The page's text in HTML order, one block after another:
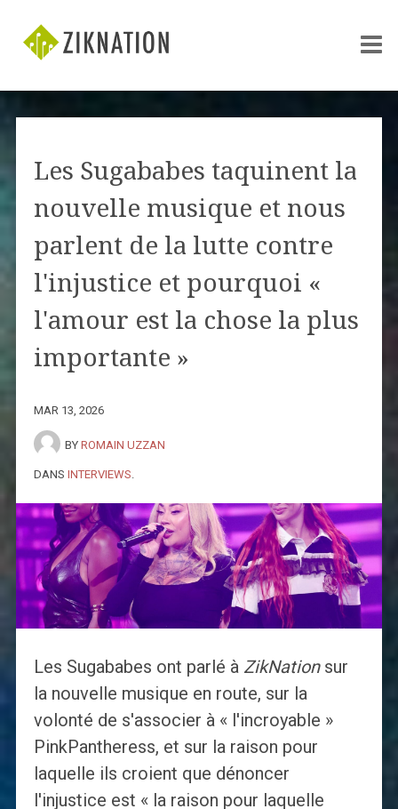
Les Sugababes taquinent la
nouvelle musique et nous
parlent de la lutte contre
l'injustice et pourquoi «
l'amour est la chose la plus
importante »
MAR 13, 2026
BY ROMAIN UZZAN
DANS INTERVIEWS
Les Sugababes ont parlé à ZikNationsur
la nouvelle musique en route, sur la
volonté de s'associer à « l'incroyable »
PinkPantheress, et sur la raison pour
laquelle ils croient que dénoncer
l'injustice est « la raison pour laquelle